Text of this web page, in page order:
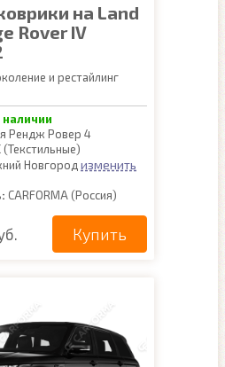
на Land
Rover IV
и рестайлинг
наличии
Рендж Ровер 4
Новгород изменить
CARFORMA (Россия)
Купить